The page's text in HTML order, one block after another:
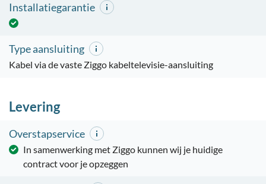
Installatiegarantie
Type aansluiting
Kabel via de vaste Ziggo kabeltelevisie-aansluiting
Levering
Overstapservice
In samenwerking met Ziggo kunnen wij je huidige
contract voor je opzeggen